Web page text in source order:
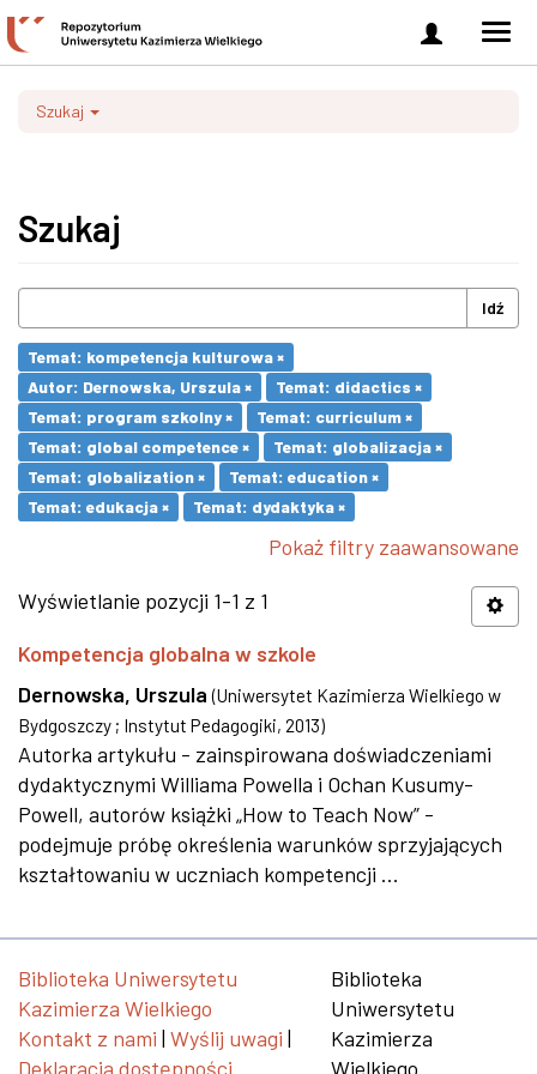
Zaloguj
się
Szukaj
Szukaj
Idź
Temat: kompetencja kulturowa ×
Autor: Dernowska, Urszula ×
Temat: didactics ×
Temat: program szkolny ×
Temat: curriculum ×
Temat: global competence ×
Temat: globalizacja ×
Temat: globalization ×
Temat: education ×
Temat: edukacja ×
Temat: dydaktyka ×
Pokaż filtry zaawansowane
Wyświetlanie pozycji 1-1 z 1
Kompetencja globalna w szkole
Dernowska, Urszula (Uniwersytet Kazimierza Wielkiego w
Bydgoszczy ; Instytut Pedagogiki, 2013)
Autorka artykułu - zainspirowana doświadczeniami
dydaktycznymi Williama Powella i Ochan Kusumy-
Powell, autorów książki „How to Teach Now” -
podejmuje próbę określenia warunków sprzyjających
kształtowaniu w uczniach kompetencji ...
Biblioteka Uniwersytetu
Kazimierza Wielkiego
Kontakt z nami | Wyślij uwagi |
Deklaracja dostępności
Biblioteka
Uniwersytetu
Kazimierza
Wielkiego